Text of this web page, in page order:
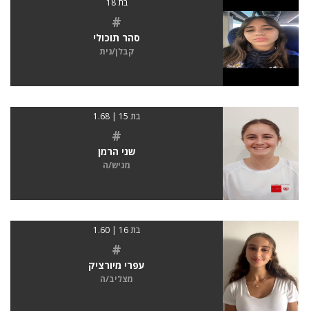
בת 18
#
סהר תוכולי
קבלן/נית
בת 15 | 1.68
#
שני הרמן
מגיש/ה
בת 16 | 1.60
#
עפרי מיורציק
מצליב/ה